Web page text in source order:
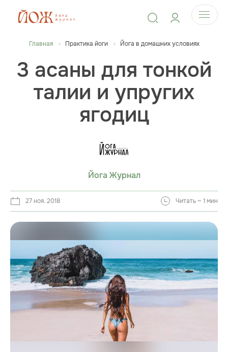
Главная Практика йоги Йога в домашних условиях
3 асаны для тонкой
талии и упругих
ягодиц
Йога Журнал
27 ноя. 2018 Читать ~ 1 мин